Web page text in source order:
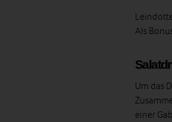
Als
Um das
einer